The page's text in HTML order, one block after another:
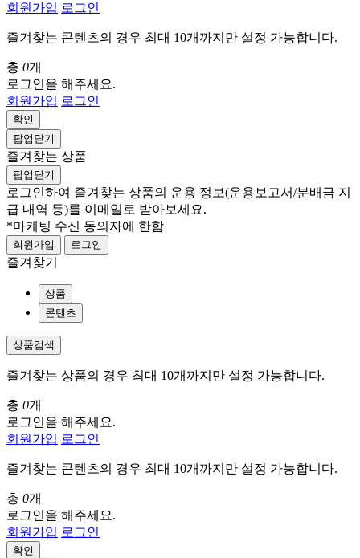
회원가입 로그인
즐겨찾는 콘텐츠의 경우 최대 10개까지만 설정 가능합니다.
총 0개
로그인을 해주세요.
회원가입 로그인
확인
팝업닫기
즐겨찾는 상품
팝업닫기
로그인하여 즐겨찾는 상품의 운용 정보(운용보고서/분배금 지
급 내역 등)를 이메일로 받아보세요.
*마케팅 수신 동의자에 한함
회원가입 로그인
즐겨찾기
상품
콘텐츠
상품검색
즐겨찾는 상품의 경우 최대 10개까지만 설정 가능합니다.
총 0개
로그인을 해주세요.
회원가입 로그인
즐겨찾는 콘텐츠의 경우 최대 10개까지만 설정 가능합니다.
총 0개
로그인을 해주세요.
회원가입 로그인
확인